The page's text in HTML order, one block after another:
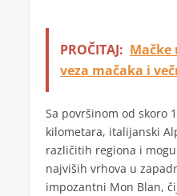
PROČITAJ: Mačke
veza mačaka i
Sa površinom od skoro
kilometara, italijanski
različitih regiona i
najviših vrhova u
impozantni Mon Blan,